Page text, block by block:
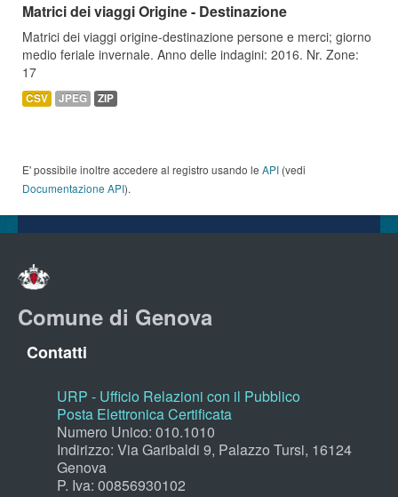
Matrici dei viaggi Origine - Destinazione
Matrici dei viaggi origine-destinazione persone e merci; giorno
medio feriale invernale. Anno delle indagini: 2016. Nr. Zone:
17
CSV JPEG ZIP
E' possibile inoltre accedere al registro usando le API (vedi
Documentazione API).
Comune di Genova
Contatti
URP - Ufficio Relazioni con il Pubblico
Posta Elettronica Certificata
Numero Unico: 010.1010
Indirizzo: Via Garibaldi 9, Palazzo Tursi, 16124
Genova
P. Iva: 00856930102